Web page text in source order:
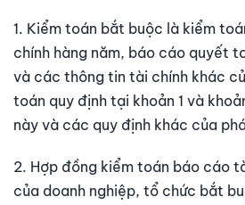
1. Kiểm toán bắt buộc là kiểm
chính hàng năm, báo cáo quyết
và các thông tin tài chính khác
toán quy định tại khoản 1 và
này và các quy định khác của
2. Hợp đồng kiểm toán báo cáo
của doanh nghiệp, tổ chức bắt